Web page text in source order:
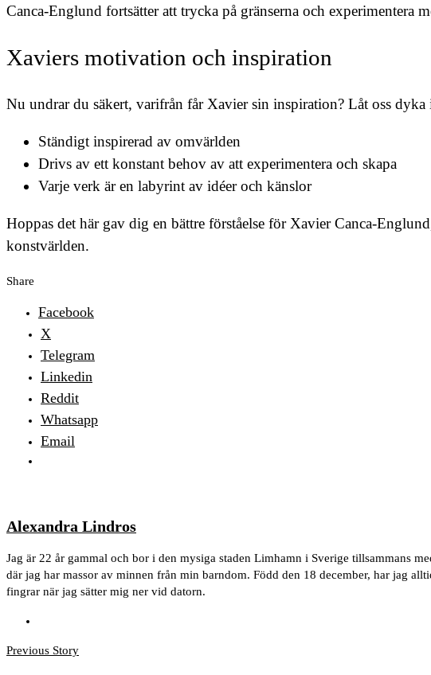
Canca-Englund fortsätter att trycka på gränserna och
Xaviers motivation och inspiration
Nu undrar du säkert, varifrån får Xavier sin inspiration? Låt oss
Ständigt inspirerad av omvärlden
Drivs av ett konstant behov av att experimentera och skapa
Varje verk är en labyrint av idéer och känslor
Hoppas det här gav dig en bättre förståelse för Xavier Canca-
konstvärlden.
Share
Facebook
X
Telegram
Linkedin
Reddit
Whatsapp
Email
Alexandra Lindros
Jag är 22 år gammal och bor i den mysiga staden Limhamn i Sverige tillsammans
där jag har massor av minnen från min barndom. Född den 18 december, har jag
fingrar när jag sätter mig ner vid datorn.
Inläggsnavigering
Previous StoryPrevious